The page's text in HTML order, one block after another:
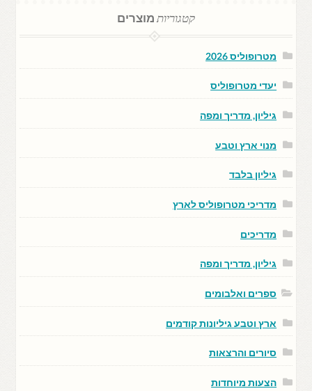
קטגוריותמוצרים
מטרופוליס 2026
יעדי מטרופוליס
גיליון, מדריך ומפה
מנוי ארץ וטבע
גיליון בלבד
מדריכי מטרופוליס לארץ
מדריכים
גיליון, מדריך ומפה
ספרים ואלבומים
ארץ וטבע גיליונות קודמים
סיורים והרצאות
הצעות מיוחדות